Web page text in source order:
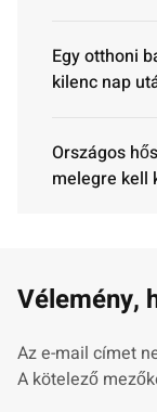
Egy otthoni
kilenc nap
Országos
melegre kell
Vélemény,
Az e-mail címet
A kötelező